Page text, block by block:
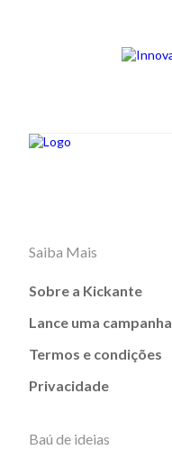
Saiba Mais
Sobre a Kickante
Lance uma campanha
Termos e condições
Privacidade
Baú de ideias